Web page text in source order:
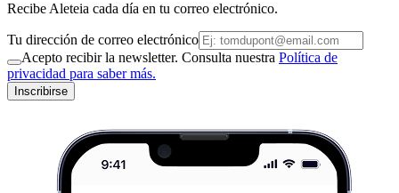
Recibe Aleteia cada día en tu correo electrónico.
Tu dirección de correo electrónico
Acepto recibir la newsletter. Consulta nuestra Política de
privacidad para saber más.
Inscribirse